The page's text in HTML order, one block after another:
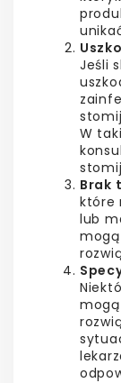
Jeśli
W
Brak
które
lub